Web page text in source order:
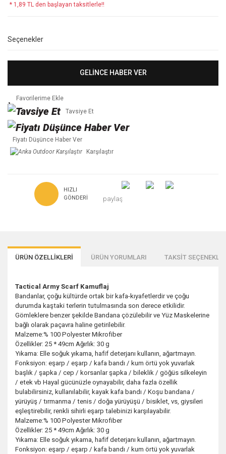
* 1,89 TL den başlayan taksitlerle!!
Seçenekler
GELİNCE HABER VER
Tavsiye Et
Fiyatı Düşünce Haber Ver
Karşılaştır
HIZLI
GÖNDERI
paylaş
ÜRÜN ÖZELLİKLERİ ÜRÜN YORUMLARI TAKSİT
Tactical Army Scarf Kamuflaj
Bandanlar, çoğu kültürde ortak bir kafa-kıyafetlerdir ve çoğu
durumda kaştaki terlerin tutulmasında son derece etkilidir.
Gömleklere benzer şekilde Bandana çözülebilir ve Yüz Maskelerine
bağlı olarak paçavra haline getirilebilir.
Malzeme:% 100 Polyester Mikrofiber
Özellikler: 25 * 49cm Ağırlık: 30 g
Yıkama: Elle soğuk yıkama, hafif deterjanı kullanın, ağartmayın.
Fonksiyon: eşarp / eşarp / kafa bandı / kum örtü yok yuvarlak
başlık / şapka / cep / korsanlar şapka / bileklik / göğüs silkeleyin
/ etek vb Hayal gücünüzle oynayabilir, daha fazla özellik
bulabilirsiniz, kullanılabilir, kayak kafa bandı / Koşu bandana /
yürüyüş / tırmanma / tenis / doğa yürüyüşü / bisiklet, vs, giysileri
eşleştirebilir, renkli sihirli eşarp talebinizi karşılayabilir.
Malzeme:% 100 Polyester Mikrofiber
Özellikler: 25 * 49cm Ağırlık: 30 g
Yıkama: Elle soğuk yıkama, hafif deterjanı kullanın, ağartmayın.
Fonksiyon: eşarp / eşarp / kafa bandı / kum örtü yok yuvarlak